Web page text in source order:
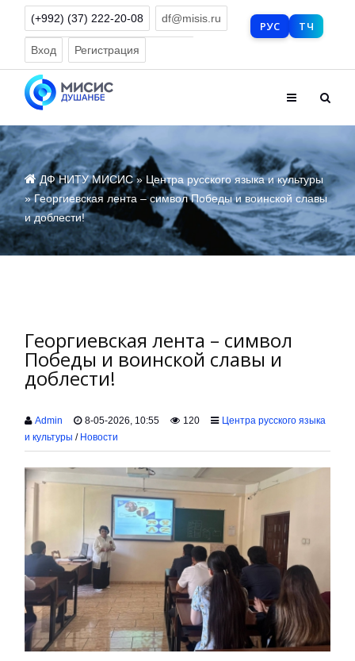
РУС ТЧ
(+992) (37) 222-20-08 df@misis.ru
Версия для слабовидящих
Вход Регистрация
ДФ НИТУ МИСИС»Центра русского языка и культуры
» Георгиевская лента – символ Победы и воинской славы
и доблести!
Георгиевская лента – символ
Победы и воинской славы и
доблести!
Admin 8-05-2026, 10:55 120
Центра русского языка
и культуры / Новости